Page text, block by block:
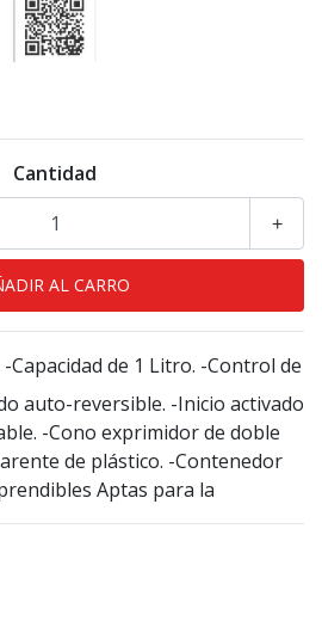
Cantidad
+
Capacidad de 1 Litro. -Control de
auto-reversible. -Inicio activado
-Cono exprimidor de doble
de plástico. -Contenedor
Aptas para la